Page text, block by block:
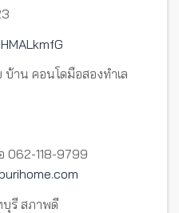
าน คอนโดมือสองทำเล
062-118-9799
รี สภาพดี